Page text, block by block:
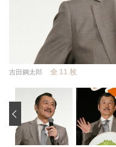
吉田鋼太郎 全 11 枚
‹